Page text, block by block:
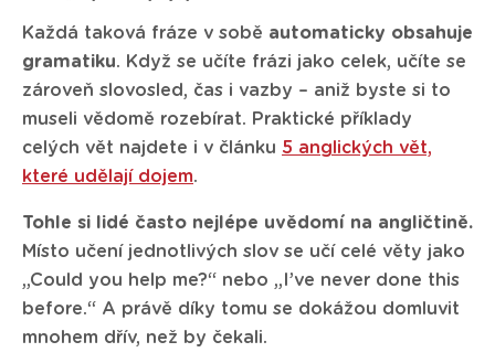
Každá taková fráze v sobě automaticky obsahuje
gramatiku. Když se učíte frázi jako celek, učíte se
zároveň slovosled, čas i vazby – aniž byste si to
museli vědomě rozebírat. Praktické příklady
celých vět najdete i v článku 5 anglických vět,
které udělají dojem.
Tohle si lidé často nejlépe uvědomí na angličtině.
Místo učení jednotlivých slov se učí celé věty jako
„Could you help me?“ nebo „I’ve never done this
before.“ A právě díky tomu se dokážou domluvit
mnohem dřív, než by čekali.